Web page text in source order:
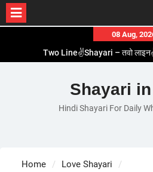
content
08 Aug,
Two Line✌️Shayari – तवो
Romantic Love😽Status –
Love🥳Poetry In Hindi –
1 Line☝️Shayari In Hindi – १
Shayari
Hindi Shayari For Daily
Home
Love Shayari